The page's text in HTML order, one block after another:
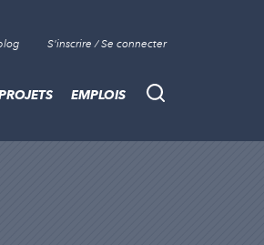
S'inscrire / Se connecter
Recherche
EMPLOIS